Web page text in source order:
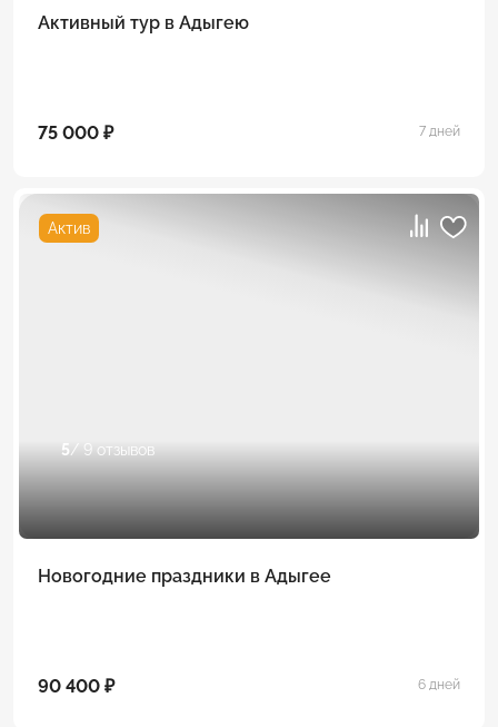
Активный тур в Адыгею
75 000 ₽ 7 дней
Актив
5/ 9 отзывов
Новогодние праздники в Адыгее
90 400 ₽ 6 дней